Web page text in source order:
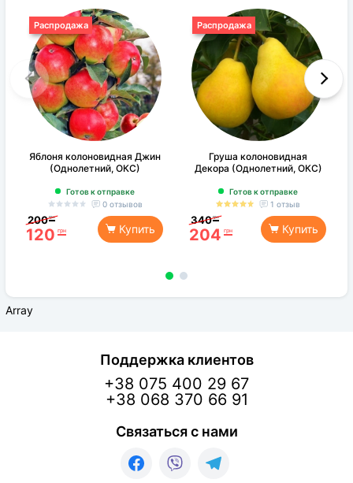
Яблоня колоновидная Джин
(Однолетний, ОКС)
Готов к отправке
0 отзывов
200 грн
120 грн Купить
Распродажа
Груша колоновидная
Декора (Однолетний, ОКС)
Готов к отправке
1 отзыв
340 грн
204 грн Купить
Распродажа
Array
Поддержка клиентов
+38 075 400 29 67
+38 068 370 66 91
Связаться с нами